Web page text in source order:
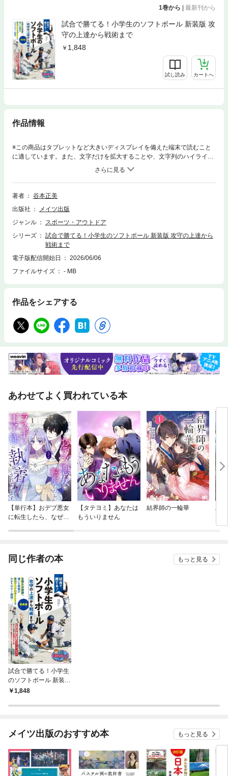
1巻から | 最新刊から
試合で勝てる！小学生のソフトボール 新装版 攻
守の上達から戦術まで
1,848
試し読み カートへ
作品情報
※この商品はタブレットなど大きいディスプレイを備えた端末で読むこと
に適しています。また、文字だけを拡大することや、文字列のハイライ
ト、検索、辞書の参照、引用などの機能が使用できません。★ 全国大会
優勝へ導いた監督が 実力アップのポイントをわかりやすく解説!★「打
撃」「守備」「走塁」「フォーメーション」 ★ すぐに活きる実践スキ
ルや ポジション別のアドバイスでもっと活躍できる!◇◆◇ 監修者か
す。ソフトボールは、塁間が狭いため、選手は常に攻守において一歩目を
素早く走り出す必要があります。選手たちがグラウンドを素早く機敏に動
し、努力した日々、そして仲間達と学んだ、チームプレーの楽しさや試合
に勝つことで得られる達成感、チーム間での競争心というのは、この先、
どんなことに挑戦していくうえでもプラスに働くことでしょう。この本で
から、試合で役立つ戦術のコツに至るまでを分かりやすく解説していま
命、ソフトボールを頑張っている子どもたちをはじめ、日々子どものサポ
賀 総監督谷本 正美◇◆◇ 主な目次 ◇◆◇☆PART1 鉄壁の守りをつく
る＊ 守備を強化して確実にアウトをとる＊ すばやく動き出せる体制で
チャーを中心に失点の少ないチームを目指す＊ 体の前にグラブをセット
してから投球する＊ 腕を大きく回転させてミットに投げ込む＊ ステッ
プ数を増やしてより前でリリースする・・・など☆PART3 打線の得点力
えからトップをつくってボールを待つ＊ バットを平行気味にレベルスイ
ジション別の守備力を強化する＊ 各ポジションで競争しレギュラーをつ
くる＊ 体をいかして送球を確実にキャッチする＊ フットワークを使っ
て軽快にさばく＊ 前に出て捕球しながら投げる方向にステップす
る・・・など☆PART5 総力で得点力をアップする＊ スピードを落とさ
ずベースランニングする＊ バットにあたったら全力で駆け抜ける＊ ス
ピードを緩めずスライディングする＊ タッチをかわしてベースにふれ
る・・・など☆PART6 勝利を決める戦術・フォーメーション＊ チーム
全員が意識を集中してプレーする＊ 中継のカットマンにすばやく返球す
る＊ ベースカバーのタイミングにあわせて送球する＊ バントシフトで
相手のチャンスをつぶす・・・など※ 本書は2020年発行の『試合で勝て
る! 小学生のソフトボール 上達のコツ 新版』を基に、装丁・書名の変更、
内容確認と必要な修正を行い「新装版」として新たに発行したものです。
著者
谷本正美
出版社
メイツ出版
ジャンル
スポーツ・アウトドア
シリーズ
試合で勝てる！小学生のソフトボール 新装版 攻守の上達から
戦術まで
電子版配信開始日
2026/06/06
ファイルサイズ
- MB
作品をシェアする
あわせてよく買われている本
【単行本】おデブ悪女
に転生したら、なぜか
【タテヨミ】あなたは
もういりません
結界師の一輪華
バ
今
同じ作者の本 もっと見る
試合で勝てる！小学生
のソフトボール 新装版
攻守の上達から戦術ま
1,848
メイツ出版のおすすめ本 もっと見る